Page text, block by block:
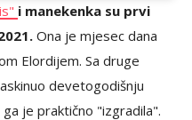
i manekenka su prvi
Ona je mjesec dana
Elordijem. Sa druge
devetogodišnju
je praktično "izgradila".